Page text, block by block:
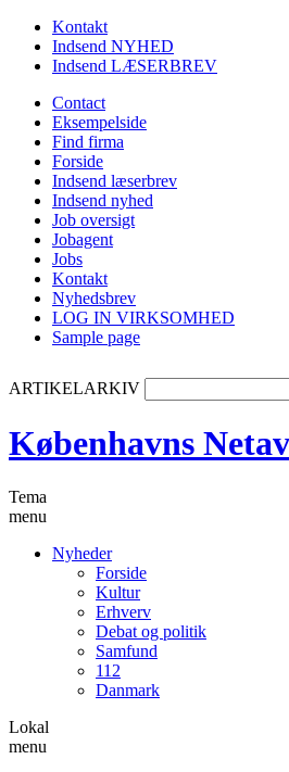
Kontakt
Indsend NYHED
Indsend LÆSERBREV
Contact
Eksempelside
Find firma
Forside
Indsend læserbrev
Indsend nyhed
Job oversigt
Jobagent
Jobs
Kontakt
Nyhedsbrev
LOG IN VIRKSOMHED
Sample page
ARTIKELARKIV
Københavns
Tema
menu
Nyheder
Forside
Kultur
Erhverv
Debat og politik
Samfund
112
Danmark
Lokal
menu